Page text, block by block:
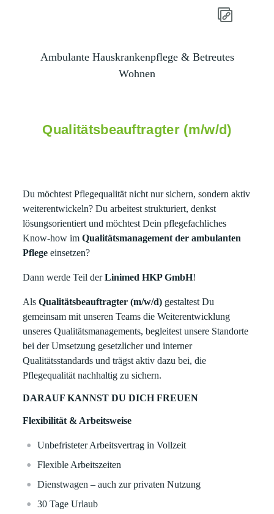
Ambulante Hauskrankenpflege & Betreutes
Wohnen
Qualitätsbeauftragter (m/w/d)
Du möchtest Pflegequalität nicht nur sichern, sondern aktiv
weiterentwickeln? Du arbeitest strukturiert, denkst
lösungsorientiert und möchtest Dein pflegefachliches
Know-how imQualitätsmanagement der ambulanten
Pflege einsetzen?
Dann werde Teil derLinimed HKP GmbH!
AlsQualitätsbeauftragter (m/w/d) gestaltest Du
gemeinsam mit unseren Teams die Weiterentwicklung
unseres Qualitätsmanagements, begleitest unsere Standorte
bei der Umsetzung gesetzlicher und interner
Qualitätsstandards und trägst aktiv dazu bei, die
Pflegequalität nachhaltig zu sichern.
DARAUF KANNST DU DICH FREUEN
Flexibilität & Arbeitsweise
Unbefristeter Arbeitsvertrag in Vollzeit
Flexible Arbeitszeiten
Dienstwagen – auch zur privaten Nutzung
30 Tage Urlaub